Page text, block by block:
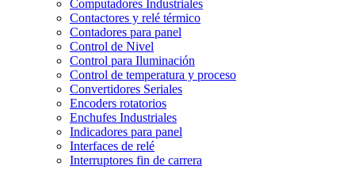
Computadores Industriales
Contactores y relé térmico
Contadores para panel
Control de Nivel
Control para Iluminación
Control de temperatura y proceso
Convertidores Seriales
Encoders rotatorios
Enchufes Industriales
Indicadores para panel
Interfaces de relé
Interruptores fin de carrera